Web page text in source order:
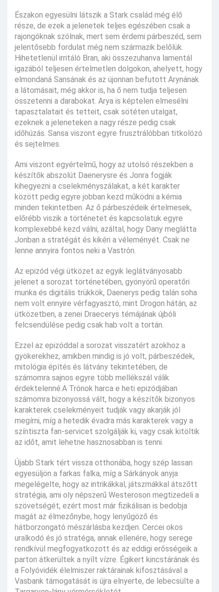
Északon egyesülni látszik a Stark család még élő
része, de ezek a jelenetek teljes egészében csak a
rajongóknak szólnak, mert sem érdemi párbeszéd, sem
jelentősebb fordulat még nem származik belőlük.
Hihetetlenül irritáló Bran, aki összezuhanva lamentál
igazából teljesen értelmetlen dolgokon, ahelyett, hogy
elmondaná Sansának és az újonnan befutott Arynának
a látomásait, még akkor is, ha ő nem tudja teljesen
összetenni a darabokat. Arya is képtelen elmesélni
tapasztalatait és tetteit, csak sötéten utalgat,
ezeknek a jeleneteken a nagy része pedig csak
időhúzás. Sansa viszont egyre frusztrálóbban titkolózó
és sejtelmes.
Ami viszont egyértelmű, hogy az utolsó részekben a
készítők abszolút Daenerysre és Jonra fogják
kihegyezni a cselekményszálakat, a két karakter
között pedig egyre jobban kezd működni a kémia
minden tekintetben. Az ő párbeszédeik értelmesek,
előrébb viszik a történetet és kapcsolatuk egyre
komplexebbé kezd válni, azáltal, hogy Dany meglátta
Jonban a stratégát és kikéri a véleményét. Csak ne
lenne annyira fontos neki a Vastrón.
Az epizód végi ütközet az egyik leglátványosabb
jelenet a sorozat történetében, gyönyörű operatőri
munka és digitális trükkök, Daenerys pedig talán soha
nem volt ennyire vérfagyasztó, mint Drogon hátán, az
ütközetben, a zenei Draecerys témájának újbóli
felcsendülése pedig csak hab volt a tortán.
Ezzel az epizóddal a sorozat visszatért azokhoz a
gyökerekhez, amikben mindig is jó volt, párbeszédek,
mitológia építés és látvány tekintetében, de
számomra sajnos egyre több mellékszál válik
érdektelenné.A Trónok harca e heti epizódjában
számomra bizonyossá vált, hogy a készítők bizonyos
karakterek cselekményeit tudják vagy akarják jól
megírni, míg a hetedik évadra más karakterek vagy a
színtiszta fan-servicet szolgálják ki, vagy csak kitöltik
az időt, amit lehetne hasznosabban is tenni.
Újabb Stark tért vissza otthonába, hogy szép lassan
egyesüljön a farkas falka, míg a Sárkányok anyja
megelégelte, hogy az intrikákkal, játszmákkal átszőtt
stratégia, ami oly népszerű Westeroson megtizedeli a
szövetségét, ezért most már fizikálisan is bedobja
magát az élmezőnybe, hogy lenyűgöző és
hátborzongató mészárlásba kezdjen. Cercei okos
uralkodó és jó stratéga, annak ellenére, hogy serege
rendkívül megfogyatkozott és az eddigi erősségeik a
parton átkerültek a nyílt vízre. Égikert kincstárának és
a Folyóvidék élelmiszer raktárainak kifosztásával a
Vasbank támogatását is újra elnyerte, de lebecsülte a